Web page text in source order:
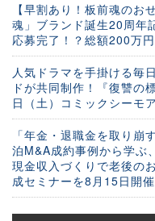
【早割あり！板前魂のお
魂」ブランド誕生20周年
応募完了！？総額200万
人気ドラマを手掛ける毎
ドが共同制作！『復讐の
日（土）コミックシーモ
「年金・退職金を取り崩
泊M&A成約事例から学ぶ
現金収入づくりで老後の
成セミナーを8月15日開催